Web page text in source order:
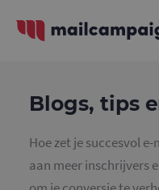
Blogs, tips
Hoe zet je succesvol
aan meer inschrijvers